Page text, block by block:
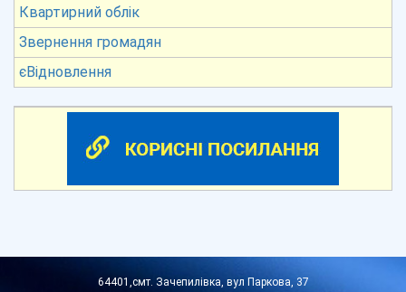
Квартирний облік
Звернення громадян
єВідновлення
64401,смт. Зачепилівка, вул Паркова, 37